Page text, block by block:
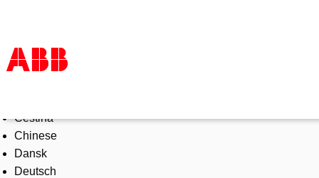
Products & Solutions
Industries
Services
About us
Čeština
Chinese
Dansk
Deutsch